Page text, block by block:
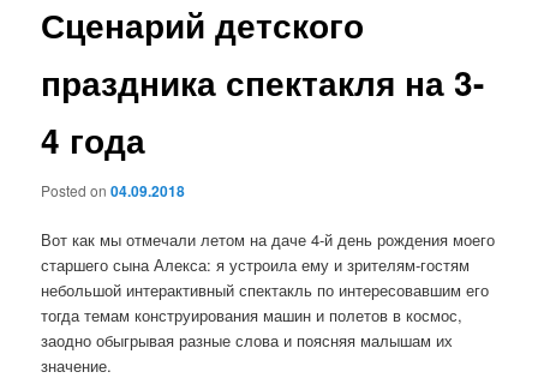
Сценарий детского
праздника спектакля на 3-
4 года
Posted on04.09.2018
Вот как мы отмечали летом на даче 4-й день рождения моего
старшего сына Алекса: я устроила ему и зрителям-гостям
небольшой интерактивный спектакль по интересовавшим его
тогда темам конструирования машин и полетов в космос,
заодно обыгрывая разные слова и поясняя малышам их
значение.